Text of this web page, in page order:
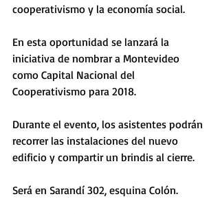
cooperativismo y la economía social.
En esta oportunidad se lanzará la
iniciativa de nombrar a Montevideo
como Capital Nacional del
Cooperativismo para 2018.
Durante el evento, los asistentes podrán
recorrer las instalaciones del nuevo
edificio y compartir un brindis al cierre.
Será en Sarandí 302, esquina Colón.